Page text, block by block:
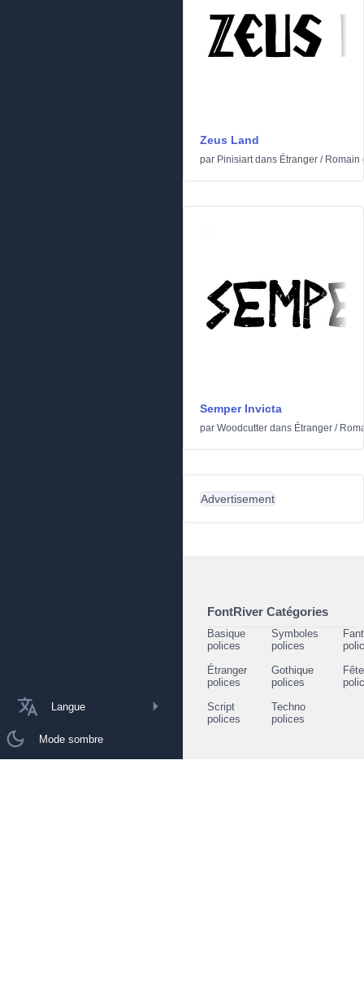
Langue
Mode sombre
Zeus Land
par Pinisiartdans Étranger / Romain
Semper Invicta
par Woodcutter dans Étranger /
Advertisement
FontRiver Catégories
Basique
polices
Symboles
polices
Étranger
polices
Gothique
polices
Script
polices
Techno
polices